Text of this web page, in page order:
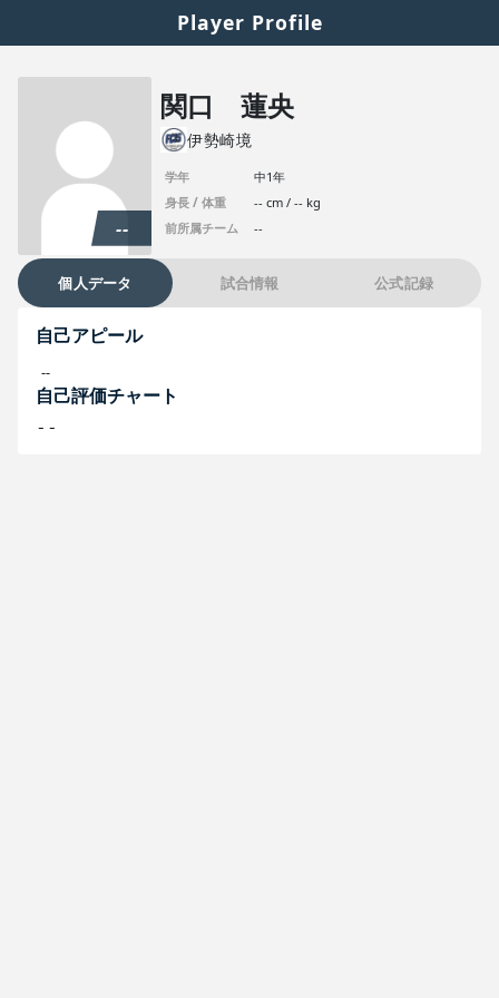
Player Profile
--
関口 蓮央
伊勢崎境
学年
中1年
身長 / 体重
-- cm / -- kg
前所属チーム
--
個人データ 試合情報 公式記録
自己アピール
--
自己評価チャート
--